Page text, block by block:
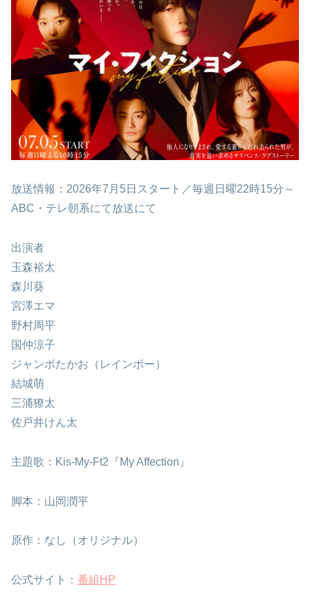
放送情報：2026年7月5日スタート／毎週日曜22時15分～
ABC・テレ朝系にて放送にて
出演者
玉森裕太
森川葵
宮澤エマ
野村周平
国仲涼子
ジャンボたかお（レインボー）
結城萌
三浦獠太
佐戸井けん太
主題歌：Kis-My-Ft2『My Affection』
脚本：山岡潤平
原作：なし（オリジナル）
公式サイト： 番組HP